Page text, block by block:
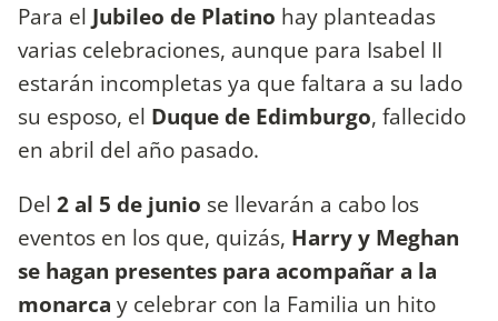
Para el Jubileo de Platino hay planteadas
varias celebraciones, aunque para Isabel II
estarán incompletas ya que faltara a su lado
su esposo, el Duque de Edimburgo, fallecido
en abril del año pasado.
Del 2 al 5 de junio se llevarán a cabo los
eventos en los que, quizás, Harry y Meghan
se hagan presentes para acompañar a la
monarca y celebrar con la Familia un hito